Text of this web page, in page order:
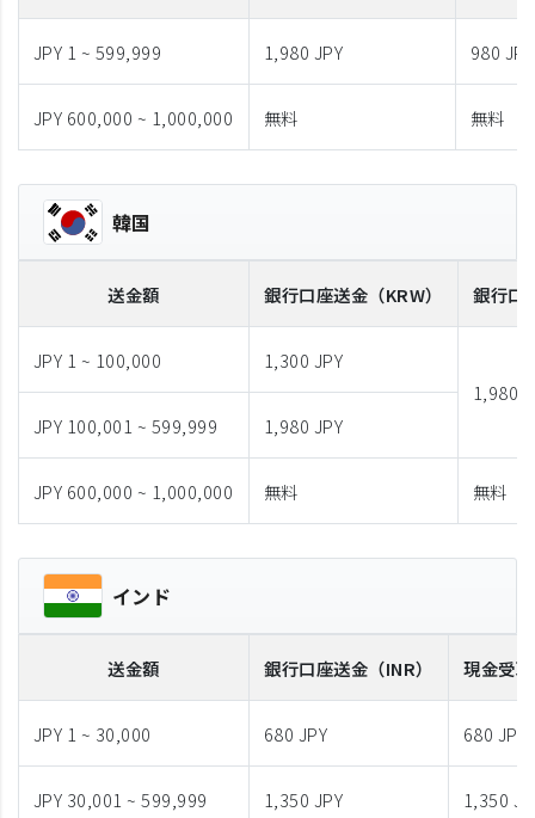
JPY 1 ~ 599,999 1,980 JPY 980 JPY
JPY 600,000 ~ 1,000,000 無料 無料
韓国
送金額 銀行口座送金 （KRW） 銀行口
JPY 1 ~ 100,000
1,300 JPY
1,980
JPY 100,001 ~ 599,999
1,980 JPY
JPY 600,000 ~ 1,000,000 無料 無料
インド
送金額 銀行口座送金 （INR） 現金受取
JPY 1 ~ 30,000 680 JPY 680 JPY
JPY 30,001 ~ 599,999 1,350 JPY 1,350